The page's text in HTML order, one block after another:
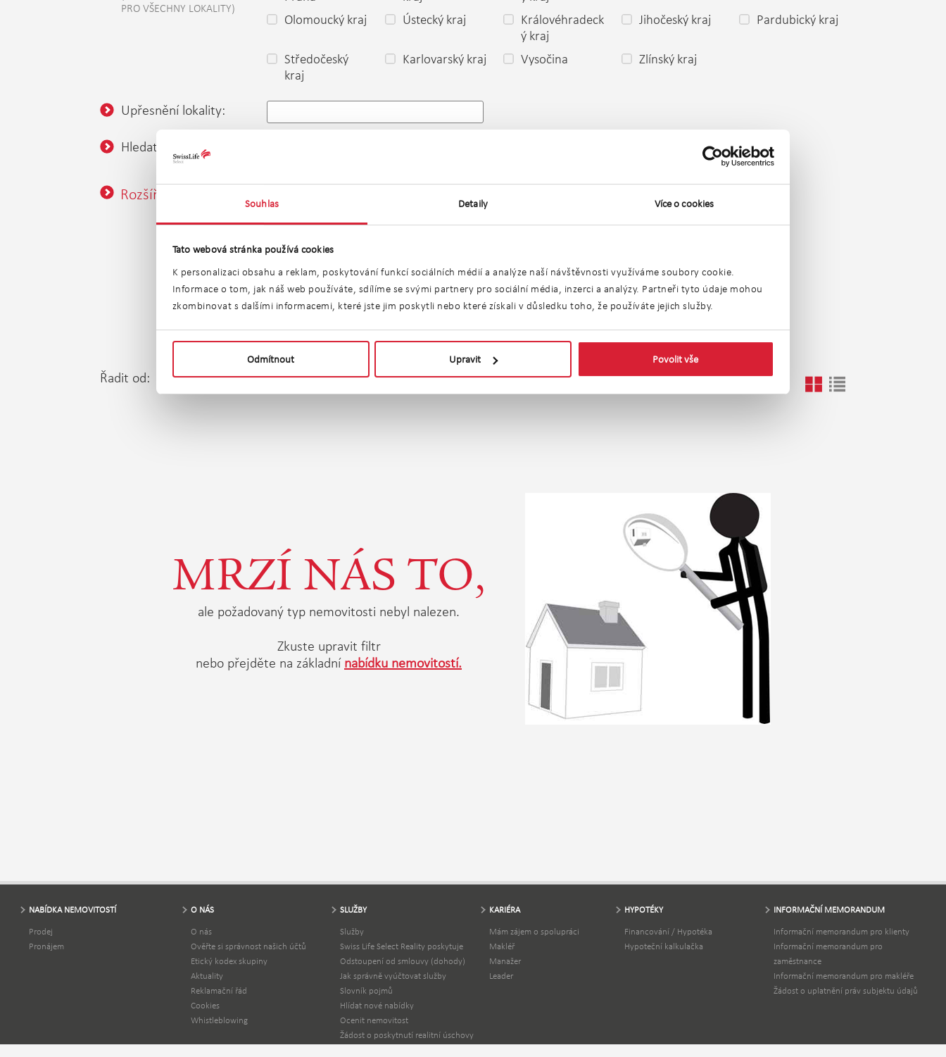
Souhlas Detaily Více o cookies
Tato webová stránka používá cookies
K personalizaci obsahu a reklam, poskytování funkcí sociálních médií a analýze naší návštěvnosti využíváme soubory cookie.
Informace o tom, jak náš web používáte, sdílíme se svými partnery pro sociální média, inzerci a analýzy. Partneři tyto údaje mohou
zkombinovat s dalšími informacemi, které jste jim poskytli nebo které získali v důsledku toho, že používáte jejich služby.
Odmítnout Upravit Povolit vše
PRO VŠECHNY LOKALITY)
Olomoucký kraj Ústecký kraj
Královéhradeck
ý kraj
Jihočeský kraj Pardubický kraj
Středočeský
kraj
Karlovarský kraj Vysočina Zlínský kraj
Upřesnění lokality:
Hledat v okolí:
Rozšířené vyhledávání
Prodej bytů 6 pokojů a více
Řadit od: Nejnovější Nejlevnější Nejdražší
MRZÍ NÁS TO,
ale požadovaný typ nemovitosti nebyl nalezen.
Zkuste upravit filtr
nebo přejděte na základní nabídku nemovitostí.
NABÍDKA NEMOVITOSTÍ
Prodej
Pronájem
O NÁS
O nás
Ověřte si správnost našich účtů
Etický kodex skupiny
Aktuality
Reklamační řád
Cookies
Whistleblowing
SLUŽBY
Služby
Swiss Life Select Reality poskytuje
Odstoupení od smlouvy (dohody)
Jak správně vyúčtovat služby
Slovník pojmů
Hlídat nové nabídky
Ocenit nemovitost
Žádost o poskytnutí realitní úschovy
KARIÉRA
Mám zájem o spolupráci
Makléř
Manažer
Leader
HYPOTÉKY
Financování / Hypotéka
Hypoteční kalkulačka
INFORMAČNÍ MEMORANDUM
Informační memorandum pro klienty
Informační memorandum pro
zaměstnance
Informační memorandum pro makléře
Žádost o uplatnění práv subjektu údajů